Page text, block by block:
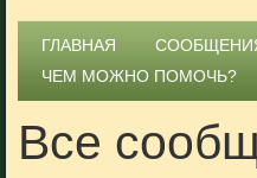
ГЛАВНАЯ
ЧЕМ МОЖНО ПОМОЧЬ?
Все